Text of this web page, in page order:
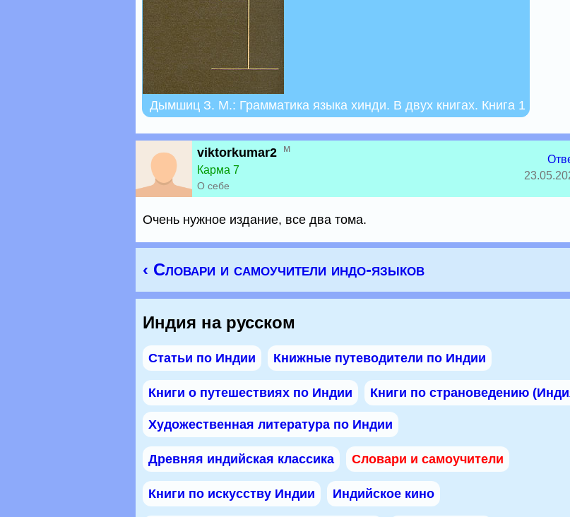
Дымшиц З. М.: Грамматика языка хинди. В двух книгах. Книга 1
viktorkumar2 м
Карма 7
О себе
Очень нужное издание, все два тома.
‹ Словари и самоучители индо-языков
Индия на русском
Статьи по Индии Книжные путеводители по Индии
Книги о путешествиях по Индии Книги по страноведению
Художественная литература по Индии
Древняя индийская классика Словари и самоучители
Книги по искусству Индии Индийское кино